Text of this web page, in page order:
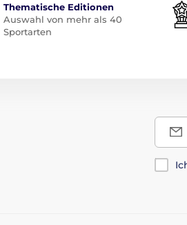
Thematische Editionen
Auswahl von mehr als 40
Sportarten